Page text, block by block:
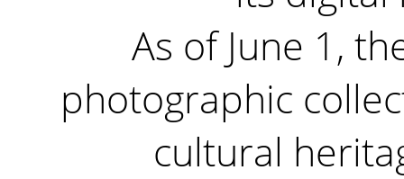
As of June 1,
photographic
cultural